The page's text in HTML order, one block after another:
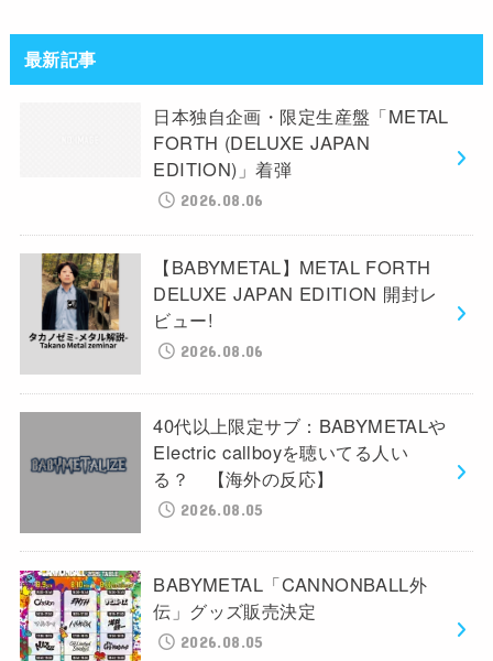
最新記事
日本独自企画・限定生産盤「METAL
FORTH (DELUXE JAPAN
EDITION)」着弾
2026.08.06
【BABYMETAL】METAL FORTH
DELUXE JAPAN EDITION 開封レ
ビュー!
2026.08.06
40代以上限定サブ：BABYMETALや
Electric callboyを聴いてる人い
る？ 【海外の反応】
2026.08.05
BABYMETAL「CANNONBALL外
伝」グッズ販売決定
2026.08.05